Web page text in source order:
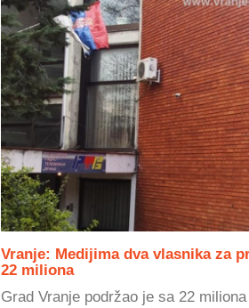
Vranje: Medijima dva vlasnika za
22 miliona
Grad Vranje podržao je sa 22